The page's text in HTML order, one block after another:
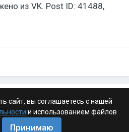
из VK. Post ID: 41488,
сайт, вы соглашаетесь с нашей
и использованием файлов
Принимаю